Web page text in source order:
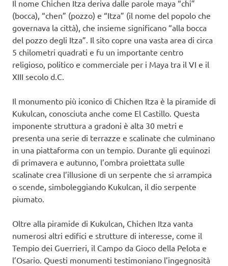
Il nome Chichen Itza deriva dalle parole maya “chi”
(bocca), “chen” (pozzo) e “Itza” (il nome del popolo che
governava la città), che insieme significano “alla bocca
del pozzo degli Itza”. Il sito copre una vasta area di circa
5 chilometri quadrati e fu un importante centro
religioso, politico e commerciale per i Maya tra il VI e il
XIII secolo d.C.
Il monumento più iconico di Chichen Itza è la piramide di
Kukulcan, conosciuta anche come El Castillo. Questa
imponente struttura a gradoni è alta 30 metri e
presenta una serie di terrazze e scalinate che culminano
in una piattaforma con un tempio. Durante gli equinozi
di primavera e autunno, l’ombra proiettata sulle
scalinate crea l’illusione di un serpente che si arrampica
o scende, simboleggiando Kukulcan, il dio serpente
piumato.
Oltre alla piramide di Kukulcan, Chichen Itza vanta
numerosi altri edifici e strutture di interesse, come il
Tempio dei Guerrieri, il Campo da Gioco della Pelota e
l’Osario. Questi monumenti testimoniano l’ingegnosità